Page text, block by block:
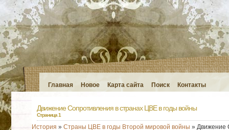
Главная Новое Карта сайта Поиск Контакты
Движение Сопротивления в странах ЦВЕ в годы войны
Страница 1
История » Страны ЦВЕ в годы Второй мировой войны » Движение